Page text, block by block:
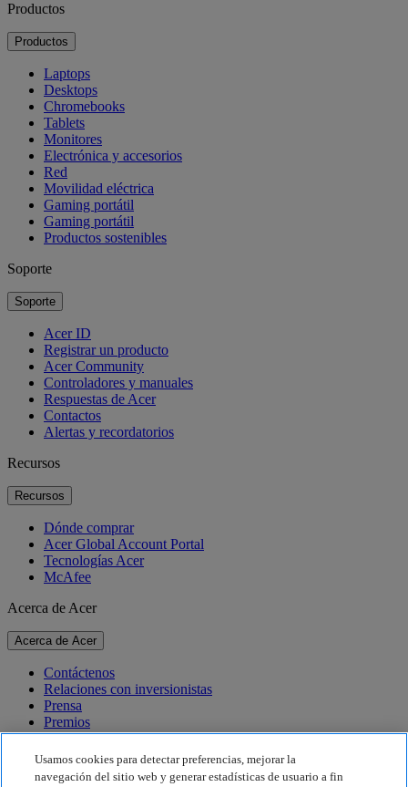
Productos
Productos
Laptops
Desktops
Chromebooks
Tablets
Monitores
Electrónica y accesorios
Red
Movilidad eléctrica
Gaming portátil
Gaming portátil
Productos sostenibles
Soporte
Soporte
Acer ID
Registrar un producto
Acer Community
Controladores y manuales
Respuestas de Acer
Contactos
Alertas y recordatorios
Recursos
Recursos
Dónde comprar
Acer Global Account Portal
Tecnologías Acer
McAfee
Acerca de Acer
Acerca de Acer
Contáctenos
Relaciones con inversionistas
Prensa
Premios
Eventos
Sostenibilidad
Usamos cookies para detectar preferencias, mejorar la
navegación del sitio web y generar estadísticas de usuario a fin